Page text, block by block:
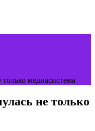
медиасистема
не только